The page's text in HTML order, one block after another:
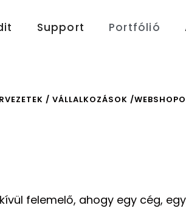
Support Portfólió
/ VÁLLALKOZÁSOK /
felemelő, ahogy egy cég,